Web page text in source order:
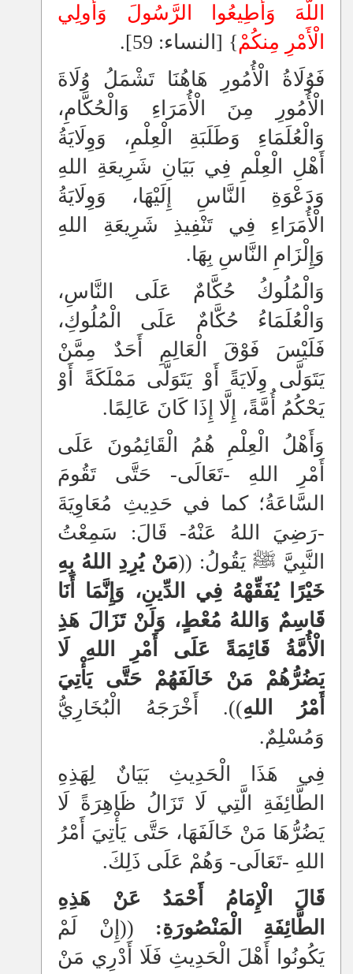
اللَّهَ وَأَطِيعُوا الرَّسُولَ وَأُولِي
الْأَمْرِ مِنكُمْ} [النساء: 59].
فَوُلَاةُ الْأُمُورِ هَاهُنَا تَشْمَلُ وُلَاةَ
الْأُمُورِ مِنَ الْأُمَرَاءِ وَالْحُكَّامِ،
وَالْعُلَمَاءِ وَطَلَبَةِ الْعِلْمِ، وَوِلَايَةُ
أَهْلِ الْعِلْمِ فِي بَيَانِ شَرِيعَةِ اللهِ
وَدَعْوَةِ النَّاسِ إِلَيْهَا، وَوِلَايَةُ
الْأُمَرَاءِ فِي تَنْفِيذِ شَرِيعَةِ اللهِ
وَإِلْزَامِ النَّاسِ بِهَا.
وَالْمُلُوكُ حُكَّامٌ عَلَى النَّاسِ،
وَالْعُلَمَاءُ حُكَّامٌ عَلَى الْمُلُوكِ،
فَلَيْسَ فَوْقَ الْعَالِمِ أَحَدٌ مِمَّنْ
يَتَوَلَّى وِلَايَةً أَوْ يَتَوَلَّى مَمْلَكَةً أَوْ
يَحْكُمُ أُمَّةً، إِلَّا إِذَا كَانَ عَالِمًا.
وَأَهْلُ الْعِلْمِ هُمُ الْقَائِمُونَ عَلَى
أَمْرِ اللهِ -تَعَالَى- حَتَّى تَقُومَ
السَّاعَةُ؛ كما في حَدِيثِ مُعَاوِيَةَ
-رَضِيَ اللهُ عَنْهُ- قَالَ: سَمِعْتُ
النَّبِيَّ ﷺ يَقُولُ: ((مَنْ يُرِدِ اللهُ بِهِ
خَيْرًا يُفَقِّهْهُ فِي الدِّينِ، وَإِنَّمَا أَنَا
قَاسِمٌ وَاللهُ مُعْطٍ، وَلَنْ تَزَالَ هَذِِ
الْأُمَّةُ قَائِمَةً عَلَى أَمْرِ اللهِ لَا
يَضُرُّهُمْ مَنْ خَالَفَهُمْ حَتَّى يَأْتِيَ
أَمْرُ اللهِ)). أَخْرَجَهُ الْبُخَارِيُّ
وَمُسْلِمٌ.
فِي هَذَا الْحَدِيثِ بَيَانٌ لِهَذِهِ
الطَّائِفَةِ الَّتِي لَا تَزَالُ ظَاهِرَةً لَا
يَضُرُّهَا مَنْ خَالَفَهَا، حَتَّى يَأْتِيَ أَمْرُ
اللهِ -تَعَالَى- وَهُمْ عَلَى ذَلِكَ.
قَالَ الْإِمَامُ أَحْمَدُ عَنْ هَذِهِ
الطَّائِفَةِ الْمَنْصُورَةِ: ((إِنْ لَمْ
يَكُونُوا أَهْلَ الْحَدِيثِ فَلَا أَدْرِي مَنْ